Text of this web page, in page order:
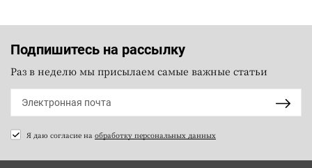
Подпишитесь на рассылку
Раз в неделю мы присылаем самые важные статьи
Я даю согласие на обработку персональных данных